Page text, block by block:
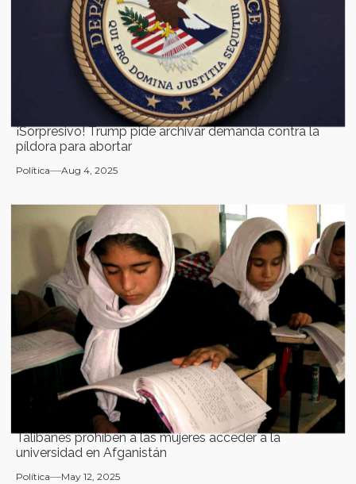
¡Sorpresivo! Trump pide archivar demanda contra la
píldora para abortar
Política Aug 4, 2025
Talibanes prohíben a las mujeres acceder a la
universidad en Afganistán
Política May 12, 2025